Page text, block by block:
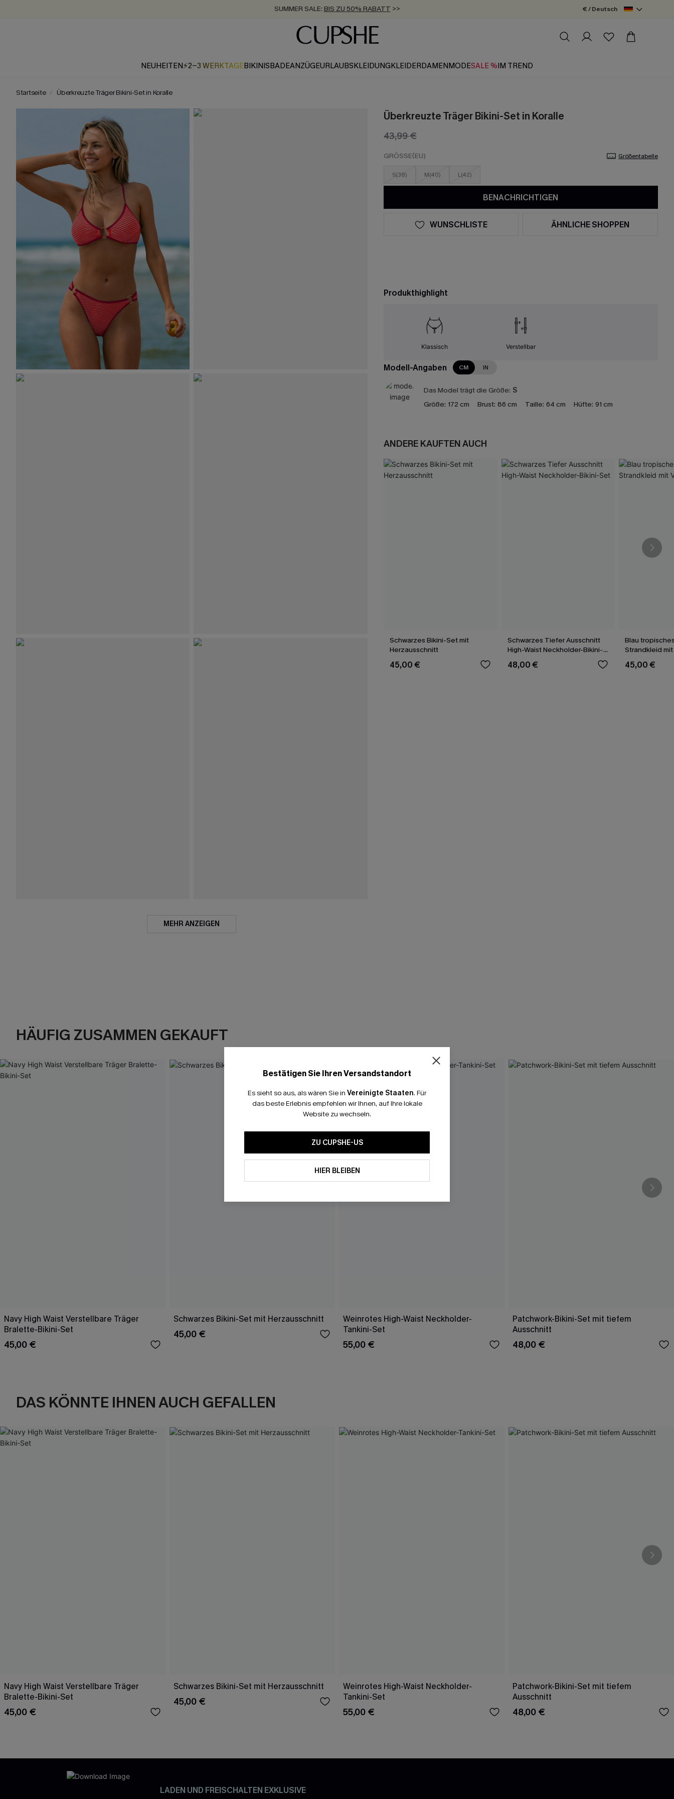
SUMMER SALE: BIS ZU 50% RABATT >>
ZUM NEWSLETTER:BIS ZU -20% EXTRA ERHALTEN
KOSTENLOSER VERSAND AB 89 €
€ / Deutsch
NEUHEITEN⚡2-3 WERKTAGEBIKINISBADEANZÜGEURLAUBSKLEIDUNGKLEIDERDAMENMODESALE %IM TREND
Startseite Überkreuzte Träger Bikini-Set in Koralle
MEHR ANZEIGEN
Überkreuzte Träger Bikini-Set in Koralle
43,99 €
GRÖSSE(EU) Größentabelle
S(38) M(40) L(42)
BENACHRICHTIGEN
WUNSCHLISTE ÄHNLICHE SHOPPEN
Produkthighlight
Klassisch Verstellbar
Modell-Angaben CM IN
Das Model trägt die Größe: S
Größe: 172 cm Brust: 86 cm Taille: 64 cm Hüfte: 91 cm
ANDERE KAUFTEN AUCH
Schwarzes Bikini-Set mit
Herzausschnitt
45,00 €
Schwarzes Tiefer Ausschnitt
High-Waist Neckholder-Bikini-
Set
48,00 €
Blau
Strandkleid
45,00 €
HÄUFIG ZUSAMMEN GEKAUFT
Navy High Waist Verstellbare Träger
Bralette-Bikini-Set
45,00 €
Schwarzes Bikini-Set mit Herzausschnitt
45,00 €
Weinrotes High-Waist Neckholder-
Tankini-Set
55,00 €
Patchwork-Bikini-Set mit tiefem
Ausschnitt
48,00 €
DAS KÖNNTE IHNEN AUCH GEFALLEN
Navy High Waist Verstellbare Träger
Bralette-Bikini-Set
45,00 €
Schwarzes Bikini-Set mit Herzausschnitt
45,00 €
Weinrotes High-Waist Neckholder-
Tankini-Set
55,00 €
Patchwork-Bikini-Set mit tiefem
Ausschnitt
48,00 €
LADEN UND FREISCHALTEN EXKLUSIVE
Bestätigen Sie Ihren Versandstandort
Es sieht so aus, als wären Sie in Vereinigte Staaten. Für
das beste Erlebnis empfehlen wir Ihnen, auf Ihre lokale
Website zu wechseln.
ZU CUPSHE-US
HIER BLEIBEN